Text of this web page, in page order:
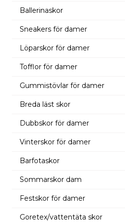
Ballerinaskor
Sneakers för damer
Löparskor för damer
Tofflor för damer
Gummistövlar för damer
Breda läst skor
Dubbskor för damer
Vinterskor för damer
Barfotaskor
Sommarskor dam
Festskor för damer
Goretex/vattentäta skor